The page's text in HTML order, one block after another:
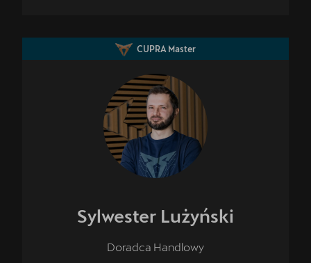
CUPRA Master
Sylwester Lużyński
Doradca Handlowy